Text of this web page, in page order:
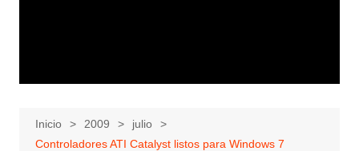
Inicio 2009
julio
Controladores ATI Catalyst listos para Windows 7